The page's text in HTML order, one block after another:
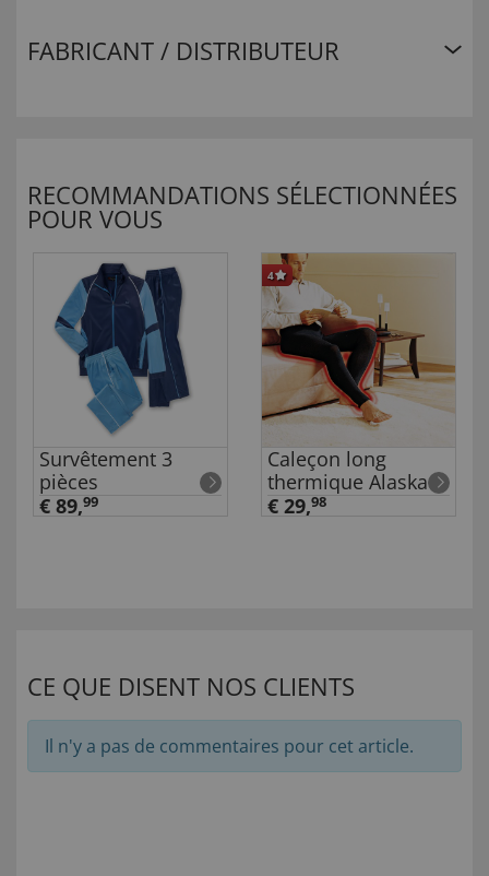
FABRICANT / DISTRIBUTEUR
RECOMMANDATIONS SÉLECTIONNÉES
POUR VOUS
Survêtement 3
pièces
€ 89,99
4
Caleçon long
thermique Alaska
€ 29,98
CE QUE DISENT NOS CLIENTS
Il n'y a pas de commentaires pour cet article.